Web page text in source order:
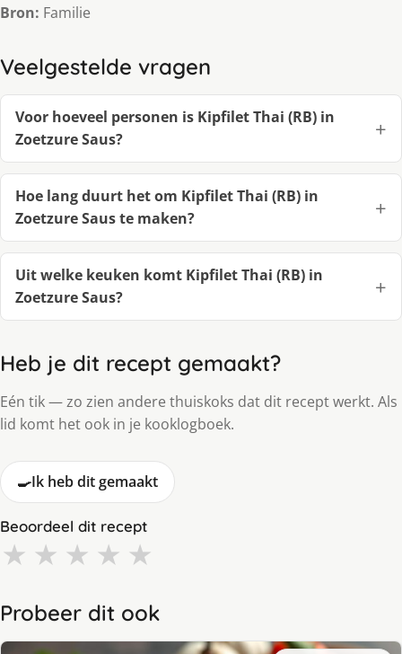
Bron: Familie
Veelgestelde vragen
Voor hoeveel personen is Kipfilet Thai (RB) in
Zoetzure Saus?
Hoe lang duurt het om Kipfilet Thai (RB) in
Zoetzure Saus te maken?
Uit welke keuken komt Kipfilet Thai (RB) in
Zoetzure Saus?
Heb je dit recept gemaakt?
Eén tik — zo zien andere thuiskoks dat dit recept werkt. Als
lid komt het ook in je kooklogboek.
🍳Ik heb dit gemaakt
Beoordeel dit recept
★ ★ ★ ★ ★
Probeer dit ook